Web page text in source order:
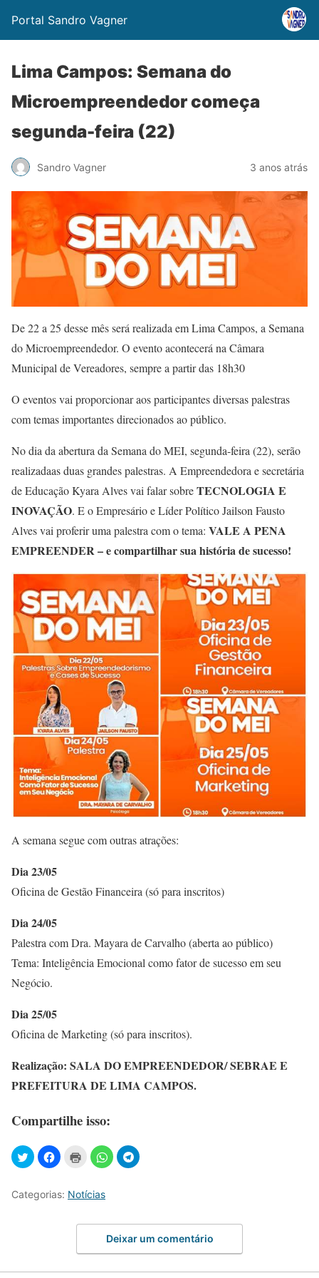
Portal Sandro Vagner
Lima Campos: Semana do
Microempreendedor começa
segunda-feira (22)
Sandro Vagner 3 anos atrás
De 22 a 25 desse mês será realizada em Lima Campos, a Semana
do Microempreendedor. O evento acontecerá na Câmara
Municipal de Vereadores, sempre a partir das 18h30
O eventos vai proporcionar aos participantes diversas palestras
com temas importantes direcionados ao público.
No dia da abertura da Semana do MEI, segunda-feira (22), serão
realizadaas duas grandes palestras. A Empreendedora e secretária
de Educação Kyara Alves vai falar sobreTECNOLOGIA E
INOVAÇÃO. E o Empresário e Líder Político Jailson Fausto
Alves vai proferir uma palestra com o tema: VALE A PENA
EMPREENDER – e compartilhar sua história de sucesso!
A semana segue com outras atrações:
Dia 23/05
Oficina de Gestão Financeira (só para inscritos)
Dia 24/05
Palestra com Dra. Mayara de Carvalho (aberta ao público)
Tema: Inteligência Emocional como fator de sucesso em seu
Negócio.
Dia 25/05
Oficina de Marketing (só para inscritos).
Realização: SALA DO EMPREENDEDOR/ SEBRAE E
PREFEITURA DE LIMA CAMPOS.
Compartilhe isso:
Categorias: Notícias
Deixar um comentário